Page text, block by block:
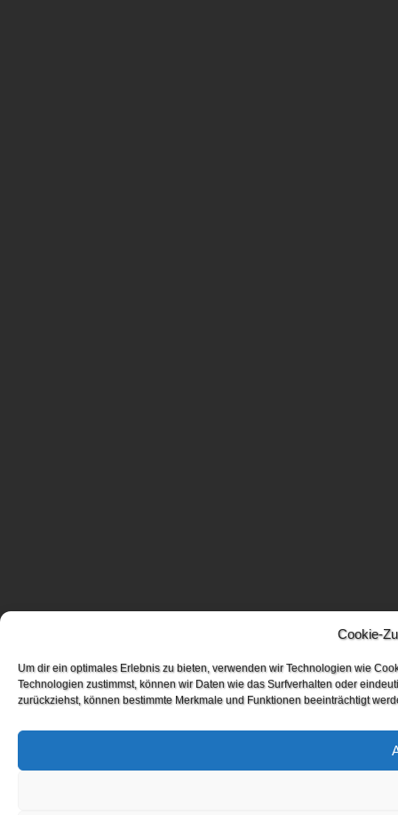
Cookie-
Um dir ein optimales Erlebnis zu bieten, verwenden wir Technologien wie
Technologien zustimmst, können wir Daten wie das Surfverhalten oder
zurückziehst, können bestimmte Merkmale und Funktionen beeinträchtigt